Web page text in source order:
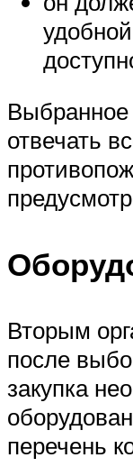
отвечать
Вторым
после
закупка
перечень